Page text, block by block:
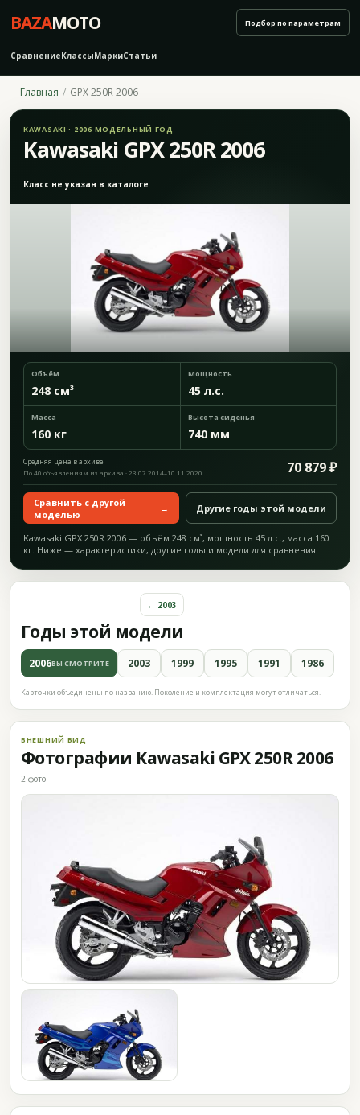
BAZAMOTO
СравнениеКлассыМаркиСтатьи
Подбор по параметрам
Главная GPX 250R 2006
KAWASAKI · 2006 МОДЕЛЬНЫЙ ГОД
Kawasaki GPX 250R 2006
Класс не указан в каталоге
Объём
248 см³
Мощность
45 л.с.
Масса
160 кг
Высота сиденья
740 мм
Средняя цена в архиве 70 879 ₽
По 40 объявлениям из архива · 23.07.2014–10.11.2020
Сравнить с другой
моделью
→ Другие годы этой модели
Kawasaki GPX 250R 2006 — объём 248 см³, мощность 45 л.с., масса 160
кг. Ниже — характеристики, другие годы и модели для сравнения.
Годы этой модели
← 2003
2006ВЫ СМОТРИТЕ 2003 1999 1995 1991 1986
Карточки объединены по названию. Поколение и комплектация могут отличаться.
ВНЕШНИЙ ВИД
Фотографии Kawasaki GPX 250R 2006
2 фото